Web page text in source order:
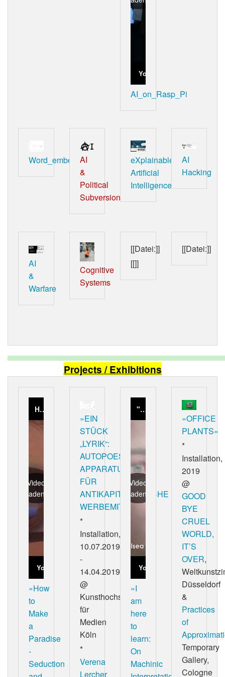
YouTube
AI_on_Rasp_Pi
Word_embeddings
AI
&
Political
Subversion
eXplainable
Artificial
Intelligence
AI
Hacking
AI
&
Warfare
Cognitive
Systems
[[Datei:]]
[[]]
[[Datei:]]
Projects / Exhibitions
How to Make a Paradise - Seducement and Dependence in Generated Worlds (Trailer)
Video
laden
YouTube
»How
to
Make
a
Paradise
-
Seduction
»EIN
STÜCK
„LYRIK“:
AUTOPOESIE
APPARATUS
FÜR
ANTIKAPITALISTISCHE
WERBEMITTEL«
*
Installation,
10.07.2019
-
14.04.2019
@
Kunsthochschule
für
Medien
Köln
*
Verena
Lercher
"I am here to learn" im Frankfurter Kunstverein (15.02. — 08.04.2018)
Video
laden
YouTube
»I
am
here
to
learn:
On
Machinic
»OFFICE
PLANTS«
*
Installation,
2019
@
GOOD
BYE
CRUEL
WORLD,
IT’S
OVER,
Düsseldorf
&
Practices
of
Temporary
Gallery,
Cologne